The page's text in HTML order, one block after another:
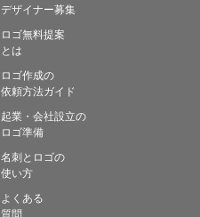
デザイナー募集
ロゴ無料提案
とは
ロゴ作成の
依頼方法ガイド
起業・会社設立の
ロゴ準備
名刺とロゴの
使い方
よくある
質問